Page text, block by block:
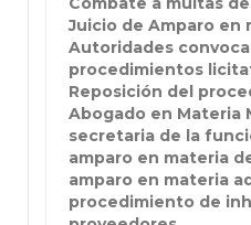
Juicio de Amparo en
Autoridades
procedimientos
Reposición del
Abogado en Materia
secretaria de la
amparo en materia
amparo en materia
procedimiento de